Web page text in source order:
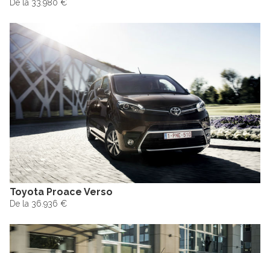
De la 33.980 €
Toyota Proace Verso
De la 36.936 €